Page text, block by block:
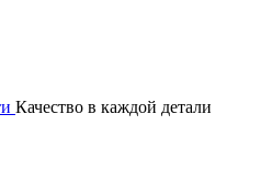
Качество в каждой детали